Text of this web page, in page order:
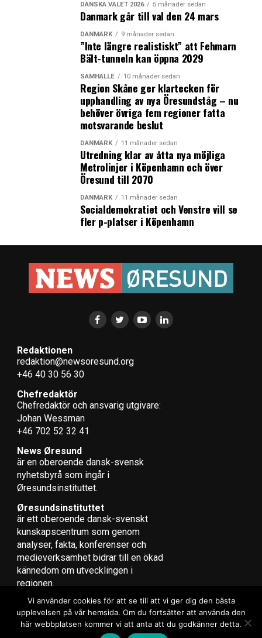
DANSKA VALET 2026 5 månader sedan
Danmark går till val den 24 mars
DANMARK 9 månader sedan
”Inte längre realistiskt” att Fehmarn
Bält-tunneln kan öppna 2029
SAMHÄLLE 10 månader sedan
Region Skåne ger klartecken för
upphandling av nya Öresundståg – nu
behöver övriga fem regioner fatta
motsvarande beslut
DANMARK 11 månader sedan
Utredning klar av åtta nya möjliga
Metrolinjer i Köpenhamn och över
Öresund till 2070
DANMARK 11 månader sedan
Socialdemokratiet och Venstre vill se
fler p-platser i Köpenhamn
Redaktionen
redaktion@newsoresund.org
+46 40 30 56 30
Chefredaktör
Chefredaktör och ansvarig utgivare:
Johan Wessman
+46 702 52 32 41
News Øresund
är en oberoende dansk-svensk
nyhets­byrå som ingår i
Øresundsinstituttet.
Øresundsinstituttet
är ett oberoende dansk-svenskt
kunskapscentrum som genom
analyser, fakta, konferenser och
medieverksamhet bidrar till en ökad
kännedom om utvecklingen i
regionen.
Copyright © 2017 Zox News Theme. Theme by MVP Themes, powered
Vi använder cookies för att se till att vi ger dig den bästa
upplevelsen på vår hemsida. Om du fortsätter att använda den
här webbplatsen kommer vi att anta att du godkänner detta.